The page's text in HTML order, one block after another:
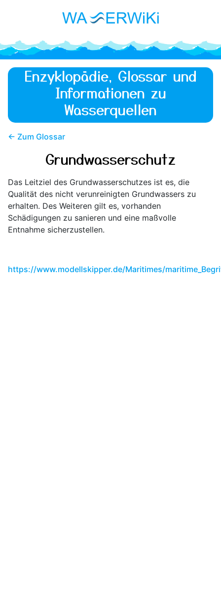
Enzyklopädie, Glossar und
Informationen zu
Wasserquellen
← Zum Glossar
Grundwasserschutz
Das Leitziel des Grundwasserschutzes ist es, die
Qualität des nicht verunreinigten Grundwassers zu
erhalten. Des Weiteren gilt es, vorhanden
Schädigungen zu sanieren und eine maßvolle
Entnahme sicherzustellen.
https://www.modellskipper.de/Maritimes/